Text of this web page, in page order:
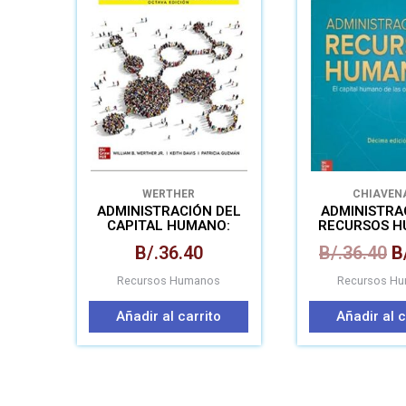
WERTHER
ADMINISTRACIÓN DEL
CAPITAL HUMANO:
B/.36.40
Recursos Humanos
Añadir al carrito
RECURSOS
B/.36.40
Recursos
Añadir al